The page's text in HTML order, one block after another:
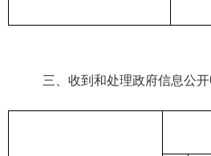
三、 收到和处理政府信息公